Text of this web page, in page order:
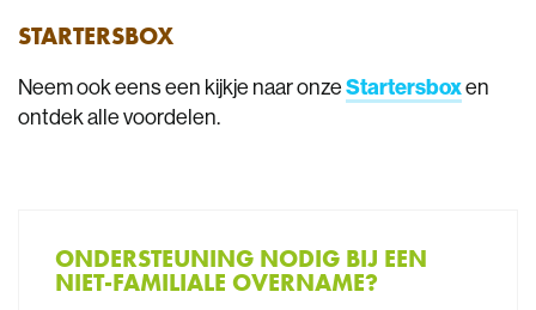
STARTERSBOX
Neem ook eens een kijkje naar onzeStartersboxen
ontdek alle voordelen.
ONDERSTEUNING NODIG BIJ EEN
NIET-FAMILIALE OVERNAME?